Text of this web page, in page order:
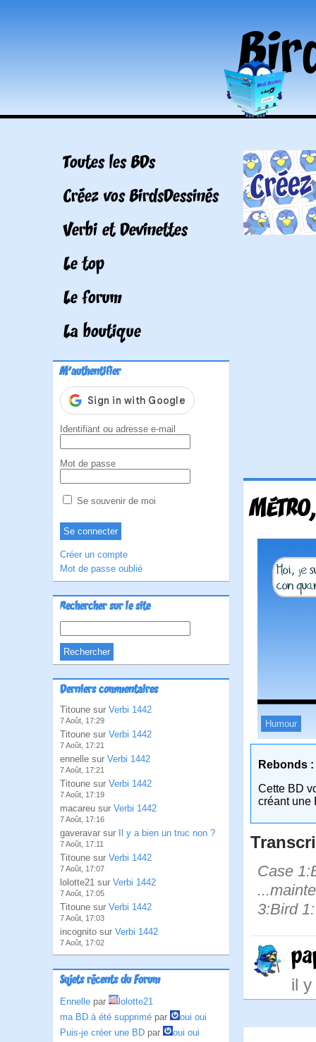
Toutes les BDs
Créez vos BirdsDessinés
Verbi et Devinettes
Le top
Le forum
La boutique
M'authentifier
Identifiant ou adresse e-mail
Mot de passe
Se souvenir de moi
Créer un compte
Mot de passe oublié
Rechercher sur le site
Derniers commentaires
Titoune sur Verbi 1442
7 Août, 17:29
Titoune sur Verbi 1442
7 Août, 17:21
ennelle sur Verbi 1442
7 Août, 17:21
Titoune sur Verbi 1442
7 Août, 17:19
macareu sur Verbi 1442
7 Août, 17:16
gaveravar sur Il y a bien un truc non ?
7 Août, 17:11
Titoune sur Verbi 1442
7 Août, 17:07
lolotte21 sur Verbi 1442
7 Août, 17:05
Titoune sur Verbi 1442
7 Août, 17:03
incognito sur Verbi 1442
7 Août, 17:02
Sujets récents du Forum
Ennelle par
lolotte21
ma BD à été supprimé par
oui oui
Puis-je créer une BD par
oui oui
Humour
Rebonds :
Cette BD
créant une
Case
3:Bird
il y